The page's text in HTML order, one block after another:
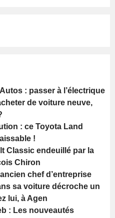
: passer à l’électrique
de voiture neuve,
: ce Toyota Land
!
Classic endeuillé par la
Chiron
chef d’entreprise
sa voiture décroche un
lui, à Agen
: Les nouveautés